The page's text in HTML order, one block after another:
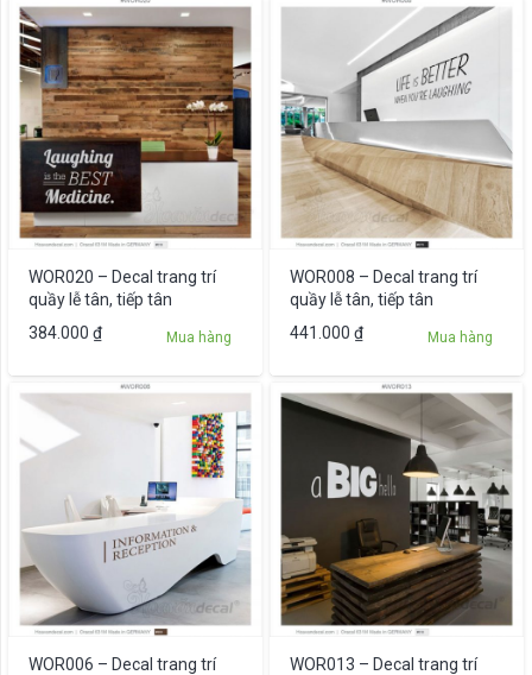
WOR020 – Decal trang trí
quầy lễ tân, tiếp tân
384.000 ₫ Mua hàng
WOR008 – Decal trang trí
quầy lễ tân, tiếp tân
441.000 ₫ Mua hàng
WOR006 – Decal trang trí
WOR013 – Decal trang trí